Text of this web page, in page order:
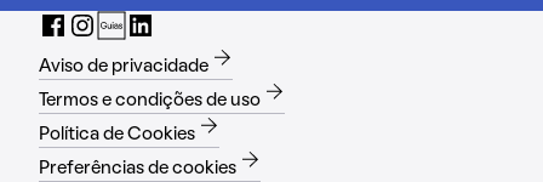
Aviso de privacidade
Termos e condições de uso
Política de Cookies
Preferências de cookies